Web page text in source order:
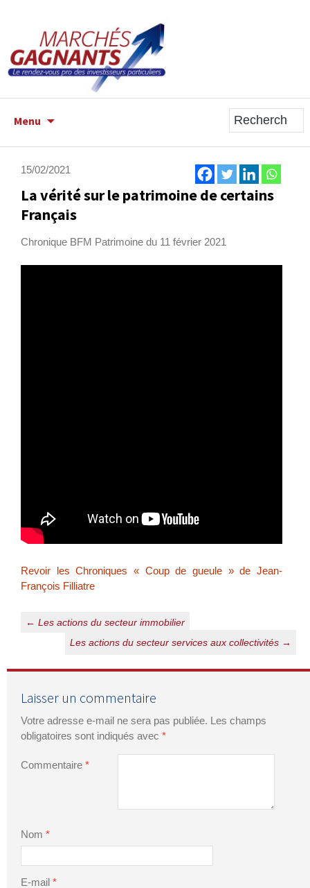
Menu
15/02/2021
La vérité sur le patrimoine de certains
Français
Chronique BFM Patrimoine du 11 février 2021
Revoir les Chroniques « Coup de gueule » de Jean-
François Filliatre
Navigation
articles
← Les actions du secteur immobilier
Les actions du secteur services aux collectivités →
Laisser un commentaire
Votre adresse e-mail ne sera pas publiée. Les champs
obligatoires sont indiqués avec *
Commentaire *
Nom *
E-mail *